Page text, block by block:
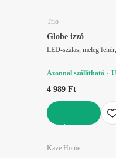
Trio
Globe izzó
LED-szálas, meleg
Azonnal szállítható
4 989 Ft
Kave Home